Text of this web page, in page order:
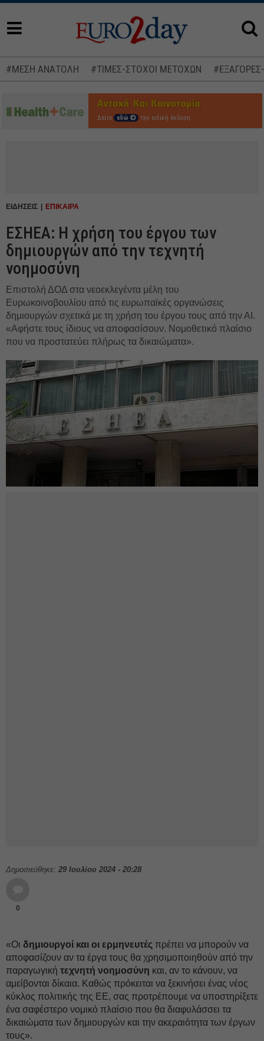
#ΜΕΣΗ ΑΝΑΤΟΛΗ #ΤΙΜΕΣ-ΣΤΟΧΟΙ ΜΕΤΟΧΩΝ
Δείτε εδώ την ειδική έκδοση
ΕΙΔΗΣΕΙΣ ΕΠΙΚΑΙΡΑ
ΕΣΗΕΑ: Η χρήση του έργου των
δημιουργών από την τεχνητή
νοημοσύνη
Επιστολή ΔΟΔ στα νεοεκλεγέντα μέλη του
Ευρωκοινοβουλίου από τις ευρωπαϊκές οργανώσεις
δημιουργών σχετικά με τη χρήση του έργου τους από την ΑΙ.
«Αφήστε τους ίδιους να αποφασίσουν. Νομοθετικό πλαίσιο
που να προστατεύει πλήρως τα δικαιώματα».
Δημοσιεύθηκε: 29 Ιουλίου 2024 - 20:28
0
«Οι δημιουργοί και οι ερμηνευτές πρέπει να μπορούν να
αποφασίζουν αν τα έργα τους θα χρησιμοποιηθούν από την
παραγωγική τεχνητή νοημοσύνη και, αν το κάνουν, να
αμείβονται δίκαια. Καθώς πρόκειται να ξεκινήσει ένας νέος
κύκλος πολιτικής της ΕΕ, σας προτρέπουμε να υποστηρίξετε
ένα σαφέστερο νομικό πλαίσιο που θα διαφυλάσσει τα
δικαιώματα των δημιουργών και την ακεραιότητα των έργων
τους».